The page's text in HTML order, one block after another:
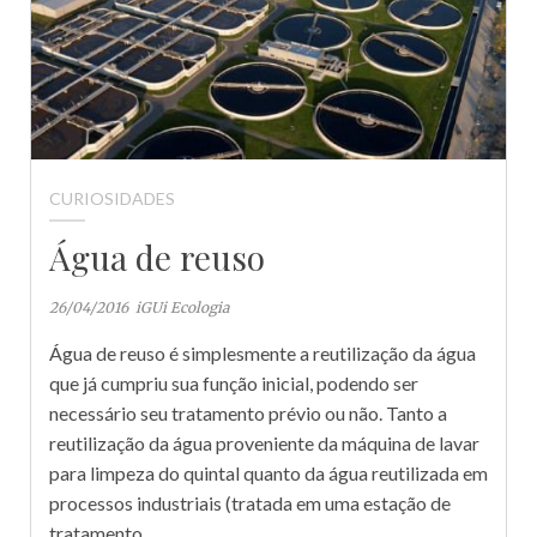
CURIOSIDADES
Água de reuso
26/04/2016 iGUi Ecologia
Água de reuso é simplesmente a reutilização da água
que já cumpriu sua função inicial, podendo ser
necessário seu tratamento prévio ou não. Tanto a
reutilização da água proveniente da máquina de lavar
para limpeza do quintal quanto da água reutilizada em
processos industriais (tratada em uma estação de